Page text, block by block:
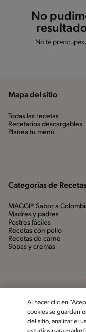
No
No te
Mapa del sitio
Todas las recetas
Recetarios descargables
Planea tu menú
Categorias de
MAGGI® Sabor a
Madres y padres
Postres fáciles
Recetas con pollo
Recetas de carne
Sopas y cremas
Al hacer clic en
cookies se guarden
del sitio, analizar el